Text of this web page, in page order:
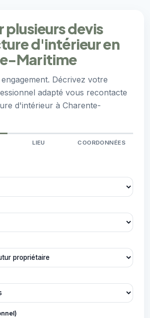
plusieurs devis
d'intérieur en
Maritime
Décrivez votre
adapté vous recontacte
d'intérieur à Charente-
LIEU COORDONNÉES